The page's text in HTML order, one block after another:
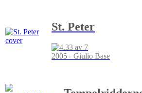
St. Peter
2005 - Giulio Base